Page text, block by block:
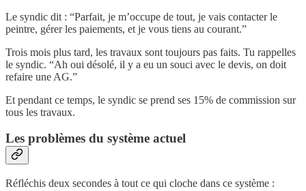
Le syndic dit : “Parfait, je m’occupe de tout, je vais contacter le
peintre, gérer les paiements, et je vous tiens au courant.”
Trois mois plus tard, les travaux sont toujours pas faits. Tu rappelles
le syndic. “Ah oui désolé, il y a eu un souci avec le devis, on doit
refaire une AG.”
Et pendant ce temps, le syndic se prend ses 15% de commission sur
tous les travaux.
Les problèmes du système actuel
Réfléchis deux secondes à tout ce qui cloche dans ce système :